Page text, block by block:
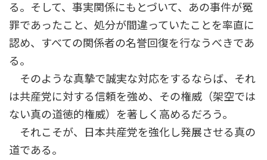
る。そして、事実関係にもとづいて、あの事件が冤
罪であったこと、処分が間違っていたことを率直に
認め、すべての関係者の名誉回復を行なうべきであ
る。
そのような真摯で誠実な対応をするならば、それ
は共産党に対する信頼を強め、その権威（架空では
ない真の道徳的権威）を著しく高めるだろう。
それこそが、日本共産党を強化し発展させる真の
道である。